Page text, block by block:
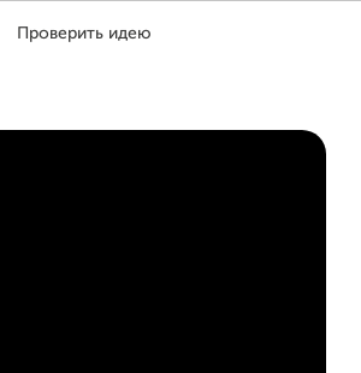
Проверить идею